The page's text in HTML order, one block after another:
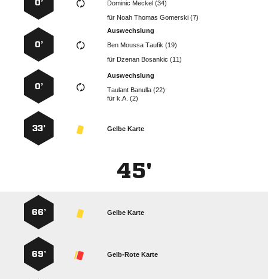
  
für    
0’
Auswechslung
   
für   
0’
Auswechslung
  
fürk.A. (2)
0’
Gelbe Karte
33’
45'
Gelbe Karte
66’
Gelb-Rote Karte
69’